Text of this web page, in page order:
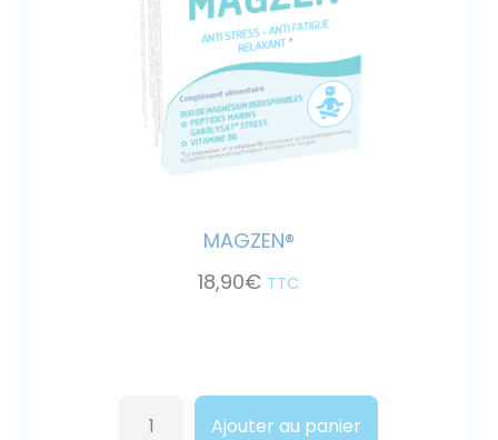
Duo de magnésium biodisponible
18,90
MAGZEN®
18,90€ TTC
Ajouter au panier